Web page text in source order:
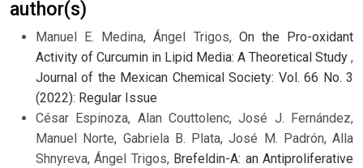
author(s)
Manuel E. Medina, Ángel Trigos, On the Pro-oxidant
Activity of Curcumin in Lipid Media: A Theoretical Study ,
Journal of the Mexican Chemical Society: Vol. 66 No. 3
(2022): Regular Issue
César Espinoza, Alan Couttolenc, José J. Fernández,
Manuel Norte, Gabriela B. Plata, José M. Padrón, Alla
Shnyreva, Ángel Trigos, Brefeldin-A: an Antiproliferative